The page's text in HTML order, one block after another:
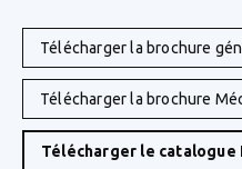
Télécharger la brochure
Télécharger la brochure
Télécharger le catalogue